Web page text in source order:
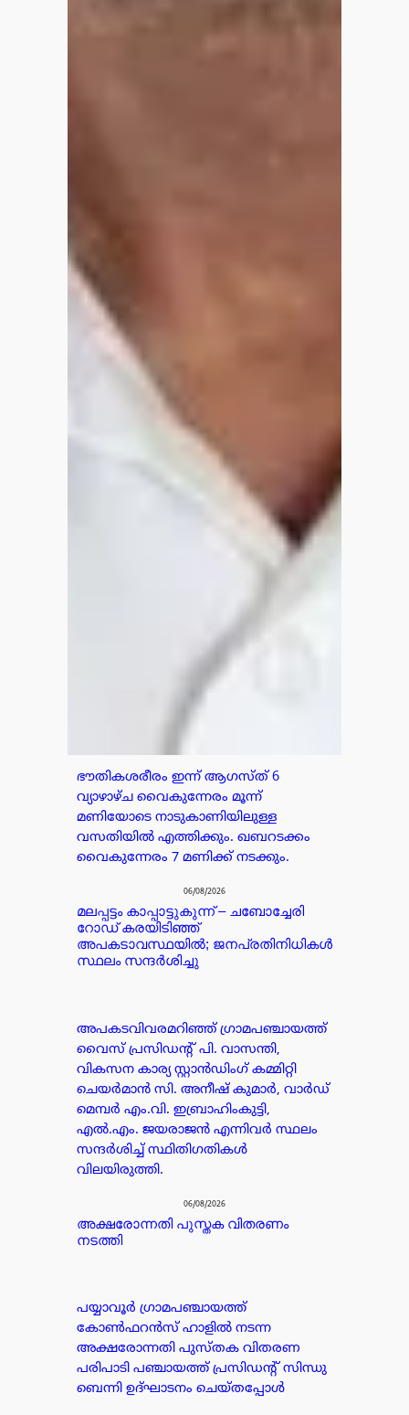
ഭൗതികശരീരം ഇന്ന് ആഗസ്ത് 6
വ്യാഴാഴ്ച വൈകുന്നേരം മൂന്ന്
മണിയോടെ നാടുകാണിയിലുള്ള
വസതിയിൽ എത്തിക്കും. ഖബറടക്കം
വൈകുന്നേരം 7 മണിക്ക് നടക്കും.
06/08/2026
മലപ്പട്ടം കാപ്പാട്ടുകുന്ന് – ചബോച്ചേരി
റോഡ് കരയിടിഞ്ഞ്
അപകടാവസ്ഥയിൽ; ജനപ്രതിനിധികൾ
സ്ഥലം സന്ദർശിച്ചു
അപകടവിവരമറിഞ്ഞ് ഗ്രാമപഞ്ചായത്ത്
വൈസ് പ്രസിഡന്റ് പി. വാസന്തി,
വികസന കാര്യ സ്റ്റാൻഡിംഗ് കമ്മിറ്റി
ചെയർമാൻ സി. അനീഷ് കുമാർ, വാർഡ്
മെമ്പർ എം.വി. ഇബ്രാഹിംകുട്ടി,
എൽ.എം. ജയരാജൻ എന്നിവർ സ്ഥലം
സന്ദർശിച്ച് സ്ഥിതിഗതികൾ
വിലയിരുത്തി.
06/08/2026
അക്ഷരോന്നതി പുസ്തക വിതരണം
നടത്തി
പയ്യാവൂർ ഗ്രാമപഞ്ചായത്ത്
കോൺഫറൻസ് ഹാളിൽ നടന്ന
അക്ഷരോന്നതി പുസ്തക വിതരണ
പരിപാടി പഞ്ചായത്ത് പ്രസിഡൻ്റ് സിന്ധു
ബെന്നി ഉദ്ഘാടനം ചെയ്തപ്പോൾ